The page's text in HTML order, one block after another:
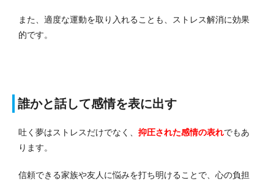
また、適度な運動を取り入れることも、ストレス解消に効果
的です。
誰かと話して感情を表に出す
吐く夢はストレスだけでなく、 抑圧された感情の表れでもあ
ります。
信頼できる家族や友人に悩みを打ち明けることで、心の負担